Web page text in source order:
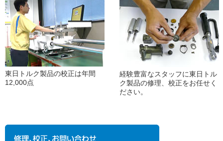
東日トルク製品の校正は年間
12,000点
経験豊富なスタッフに東日トル
ク製品の修理、校正をお任せく
ださい。